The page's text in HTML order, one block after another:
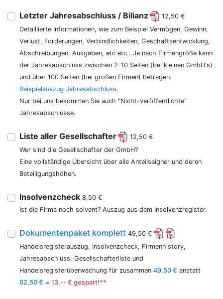
Letzter Jahresabschluss / Bilianz
12,50 €
Detaillierte Informationen, wie zum Beispiel Vermögen, Gewinn,
Verlust, Forderungen, Verbindlichkeiten, Geschäftsentwicklung,
Abschreibungen, Ausgaben, etc etc.. Je nach Firmengröße kann
der Jahresabschluss zwischen 2-10 Seiten (bei kleinen GmbH's)
und über 100 Seiten (bei großen Firmen) betragen.
Beispielauszug Jahresabschluss.
Nur bei uns bekommen Sie auch "Nicht-veröffentlichte"
Jahresabschlüsse.
Liste aller Gesellschafter
12,50 €
Wer sind die Gesellschafter der GmbH?
Eine vollständige Übersicht über alle Anteilseigner und deren
Beteiligungshöhen.
Insolvenzcheck 8,50 €
Ist die Firma noch solvent? Auszug aus dem Insolvenzregister.
Dokumentenpaket komplett 49,50 €
Handelsregisterauszug, Insolvenzcheck, Firmenhistory,
Jahresabschluss, Gesellschafterliste und
Handelsregisterüberwachung für zusammen 49,50 € anstatt
62,50 € = 13,-- € gespart!**